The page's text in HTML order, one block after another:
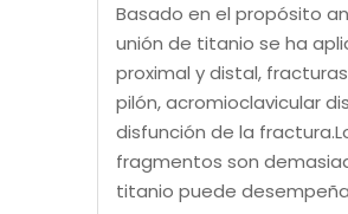
Basado en el propósito
unión de titanio se ha
proximal y distal,
pilón, acromioclavicular
disfunción de la
fragmentos son
titanio puede